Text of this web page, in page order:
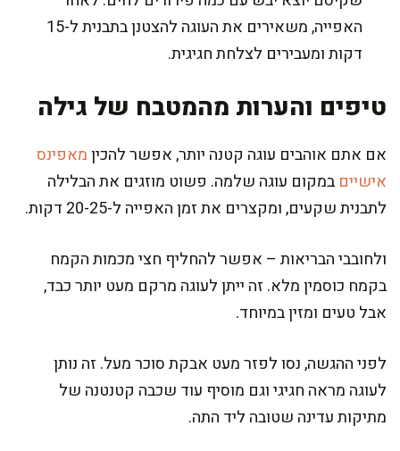
האפייה, משאירים את העוגה להצטנן בתבנית ל-15
דקות ומעבירים לצלחת חגיגית.
טיפים והערות מהמטבח של גילה
אם אתם אוהבים עוגה קטנה יותר, אפשר להכיןמאפינס
אישיים במקום עוגה שלמה. פשוט מוזגים את הבלילה
לתבנית שקעים, ומקצרים את זמן האפייה ל-20-25 דקות.
ולחובבי הבריאות – אפשר להחליף חצי מכמות הקמח
בקמח כוסמין מלא. זה ייתן לעוגה מרקם מעט יותר כבד,
אבל טעים ומזין במיוחד.
לפני ההגשה, נסו לפזר מעט אבקת סוכר מעל. זה נותן
לעוגה מראה חגיגי וגם מוסיף עוד שכבה קטנטנה של
מתיקות עדינה שטובה ליד התה.